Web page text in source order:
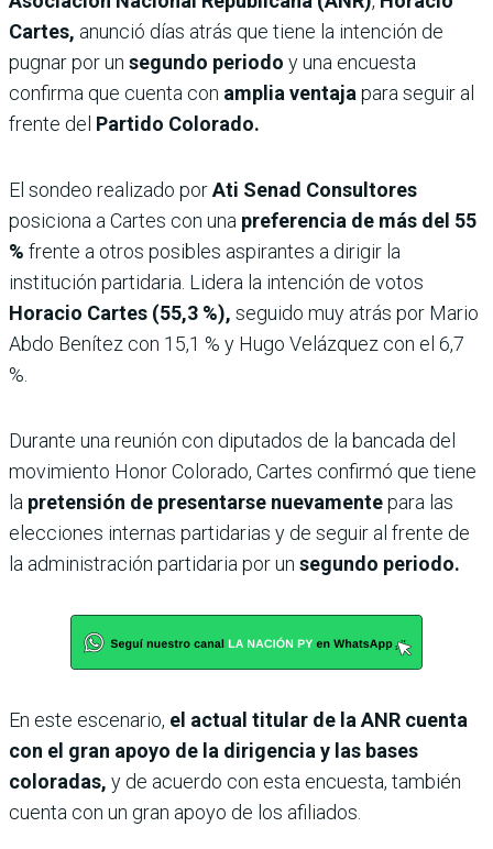
Cartes, anunció días atrás que tiene la intención de
pugnar por un segundo periodo y una encuesta
confirma que cuenta con amplia ventaja para seguir al
frente del Partido Colorado.
El sondeo realizado porAti Senad Consultores
posiciona a Cartes con una preferencia de más del 55
% frente a otros posibles aspirantes a dirigir la
institución partidaria. Lidera la intención de votos
Horacio Cartes (55,3 %), seguido muy atrás por Mario
Abdo Benítez con 15,1 % y Hugo Velázquez con el 6,7
%.
Durante una reunión con diputados de la bancada del
movimiento Honor Colorado, Cartes confirmó que tiene
la pretensión de presentarse nuevamentepara las
elecciones internas partidarias y de seguir al frente de
la administración partidaria por un segundo periodo.
En este escenario, el actual titular de la ANR cuenta
con el gran apoyo de la dirigencia y las bases
coloradas, y de acuerdo con esta encuesta, también
cuenta con un gran apoyo de los afiliados.